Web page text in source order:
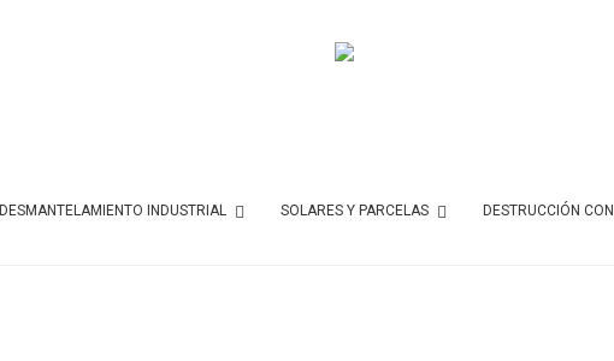
DESMANTELAMIENTO INDUSTRIAL SOLARES Y PARCELAS DESTRUCCIÓN